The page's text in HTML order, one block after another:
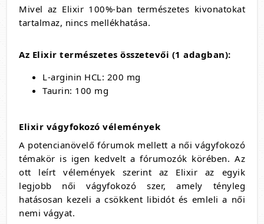
Mivel az Elixir 100%-ban természetes kivonatokat
tartalmaz, nincs mellékhatása.
Az Elixir természetes összetevői (1 adagban):
L-arginin HCL: 200 mg
Taurin: 100 mg
Elixir vágyfokozó vélemények
A potencianövelő fórumok mellett a női vágyfokozó
témakör is igen kedvelt a fórumozók körében. Az
ott leírt vélemények szerint az Elixir az egyik
legjobb női vágyfokozó szer, amely tényleg
hatásosan kezeli a csökkent libidót és emleli a női
nemi vágyat.